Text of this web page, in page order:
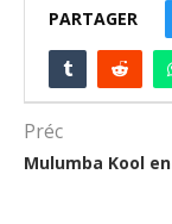
PARTAGER
Préc
Mulumba Kool